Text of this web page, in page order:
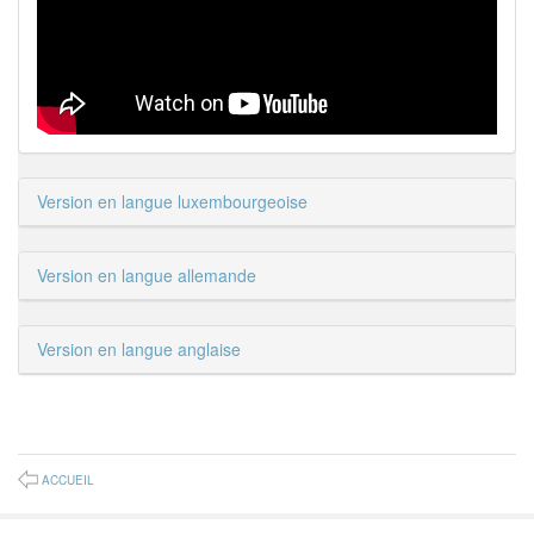
Version en langue luxembourgeoise
Version en langue allemande
Version en langue anglaise
ACCUEIL